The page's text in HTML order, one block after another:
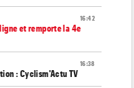
16:42
et remporte la 4e
16:38
: Cyclism'Actu TV